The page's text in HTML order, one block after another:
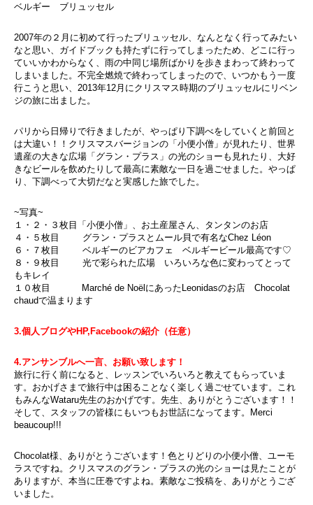
ベルギー ブリュッセル
2007年の２月に初めて行ったブリュッセル、なんとなく行ってみたい
なと思い、ガイドブックも持たずに行ってしまったため、どこに行っ
ていいかわからなく、雨の中同じ場所ばかりを歩きまわって終わって
しまいました。不完全燃焼で終わってしまったので、いつかもう一度
行こうと思い、2013年12月にクリスマス時期のブリュッセルにリベン
ジの旅に出ました。
パリから日帰りで行きましたが、やっぱり下調べをしていくと前回と
は大違い！！クリスマスバージョンの「小便小僧」が見れたり、世界
遺産の大きな広場「グラン・プラス」の光のショーも見れたり、大好
きなビールを飲めたりして最高に素敵な一日を過ごせました。やっぱ
り、下調べって大切だなと実感した旅でした。
~写真~
１・２・３枚目「小便小僧」、お土産屋さん、タンタンのお店
４・５枚目 グラン・プラスとムール貝で有名なChez Léon
６・７枚目 ベルギーのビアカフェ ベルギービール最高です♡
８・９枚目 光で彩られた広場 いろいろな色に変わってとって
もキレイ
１０枚目 Marché de NoëlにあったLeonidasのお店 Chocolat
chaudで温まります
3.個人ブログやHP,Facebookの紹介（任意）
4.アンサンブルへ一言、お願い致します！
旅行に行く前になると、レッスンでいろいろと教えてもらっていま
す。おかげさまで旅行中は困ることなく楽しく過ごせています。これ
もみんなWataru先生のおかげです。先生、ありがとうございます！！
そして、スタッフの皆様にもいつもお世話になってます。Merci
beaucoup!!!
Chocolat様、ありがとうございます！色とりどりの小便小僧、ユーモ
ラスですね。クリスマスのグラン・プラスの光のショーは見たことが
ありますが、本当に圧巻ですよね。素敵なご投稿を、ありがとうござ
いました。